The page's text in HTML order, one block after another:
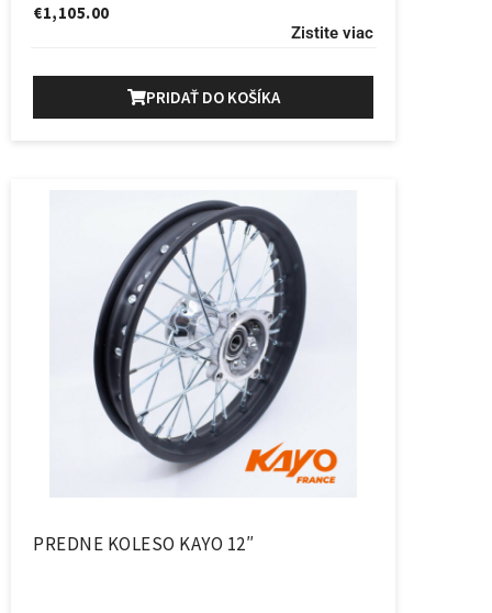
€1,105.00
Zistite viac
PRIDAŤ DO KOŠÍKA
PREDNE KOLESO KAYO 12″